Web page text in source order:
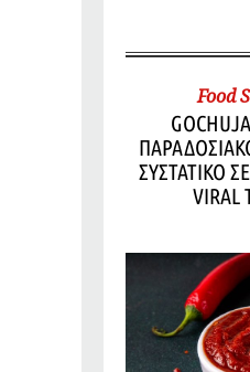
Food
ΣΥΣΤΑΤΙΚΟ
VIRAL